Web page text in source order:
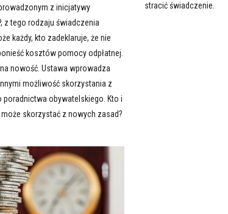
z inicjatywy
z tego rodzaju świadczenia
każdy, kto zadeklaruje, że nie
kosztów pomocy odpłatnej.
nowość. Ustawa wprowadza
możliwość skorzystania z
poradnictwa obywatelskiego. Kto i
skorzystać z nowych zasad?
stracić świadczenie.